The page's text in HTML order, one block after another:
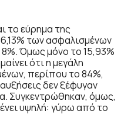
το εύρημα της
των ασφαλισμένων
Όμως μόνο το 15,93%
ότι η μεγάλη
περίπου το 84%,
δεν ξέφυγαν
Συγκεντρώθηκαν, όμως,
υψηλή: γύρω από το